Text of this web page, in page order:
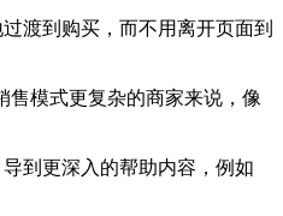
渡到购买，而不用离开页面到
售模式更复杂的商家来说，像
到更深入的帮助内容，例如